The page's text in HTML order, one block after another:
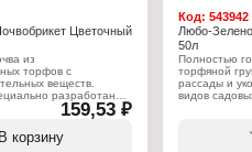
Цветочный
из
торфов с
веществ.
разработан
декоративно-цветущих
добавить к почво-
через несколько минут
159,53 ₽
В корзину
Код:543942
Любо-
50л
Полностью
торфяной
рассады и
видов